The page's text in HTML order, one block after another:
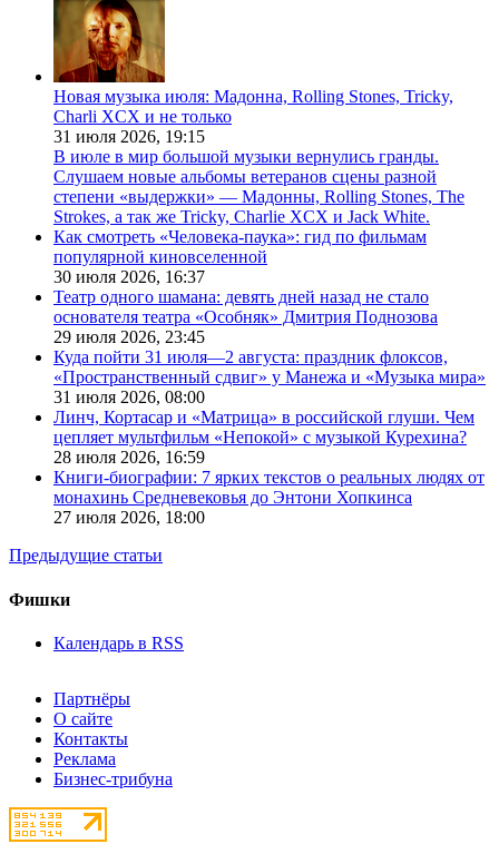
Новая музыка июля: Мадонна, Rolling Stones, Tricky,
Charli XCX и не только
31 июля 2026, 19:15
В июле в мир большой музыки вернулись гранды.
Слушаем новые альбомы ветеранов сцены разной
степени «выдержки» — Мадонны, Rolling Stones, The
Strokes, а так же Tricky, Charlie XCX и Jack White.
Как смотреть «Человека-паука»: гид по фильмам
популярной киновселенной
30 июля 2026, 16:37
Театр одного шамана: девять дней назад не стало
основателя театра «Особняк» Дмитрия Поднозова
29 июля 2026, 23:45
Куда пойти 31 июля—2 августа: праздник флоксов,
«Пространственный сдвиг» у Манежа и «Музыка мира»
31 июля 2026, 08:00
Линч, Кортасар и «Матрица» в российской глуши. Чем
цепляет мультфильм «Непокой» с музыкой Курехина?
28 июля 2026, 16:59
Книги-биографии: 7 ярких текстов о реальных людях от
монахинь Средневековья до Энтони Хопкинса
27 июля 2026, 18:00
Предыдущие статьи
Фишки
Календарь в RSS
Партнёры
О сайте
Контакты
Реклама
Бизнес-трибуна